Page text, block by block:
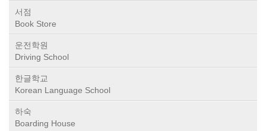
서점
Book Store
운전학원
Driving School
한글학교
Korean Language School
하숙
Boarding House